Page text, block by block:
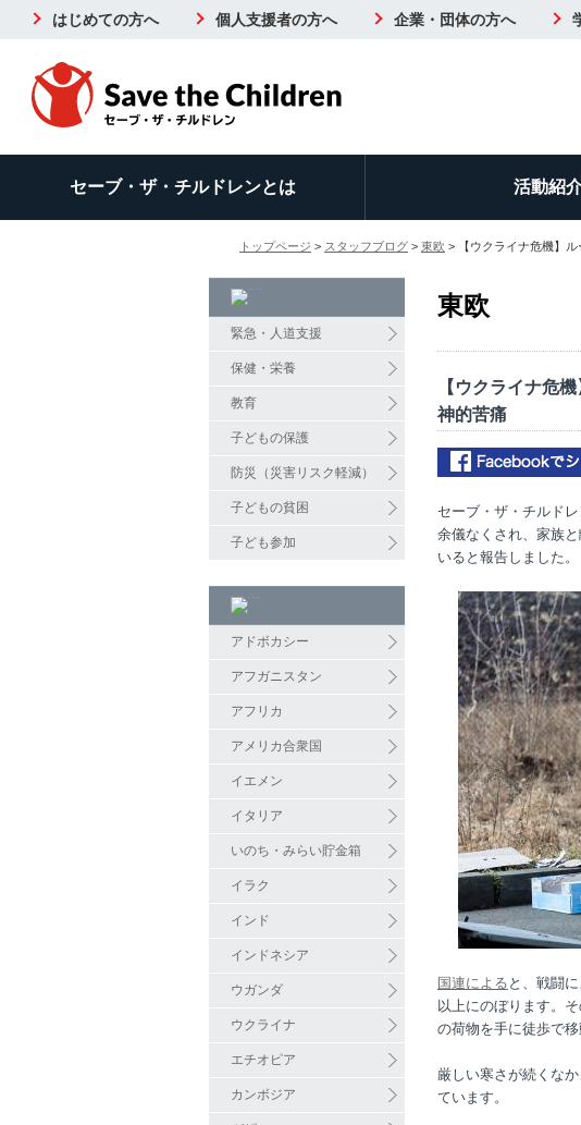
はじめての方へ 個人支援者の方へ 企業・団体の方へ
セーブ・ザ・チルドレンとは 活動紹
トップページ > スタッフブログ > 東欧 > 【ウクライナ危機】
緊急・人道支援
保健・栄養
教育
子どもの保護
防災（災害リスク軽減）
子どもの貧困
子ども参加
アドボカシー
アフガニスタン
アフリカ
アメリカ合衆国
イエメン
イタリア
いのち・みらい貯金箱
イラク
インド
インドネシア
ウガンダ
ウクライナ
エチオピア
カンボジア
東欧
【ウクライナ危
神的苦痛
セーブ・ザ・チルド
余儀なくされ、家族
いると報告しました。
国連による と、戦闘
以上にのぼります。
の荷物を手に徒歩で移
厳しい寒さが続くな
ています。